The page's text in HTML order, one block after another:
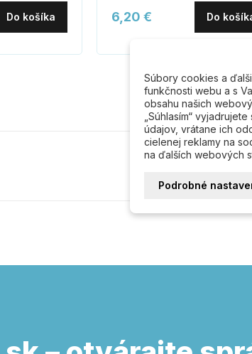
Do košíka 6,20 € Do
Súbory cookies a
funkčnosti webu a s
obsahu našich
„Súhlasím“
údajov, vrátane ich
cielenej reklamy na
na ďalších webových
Podrobné